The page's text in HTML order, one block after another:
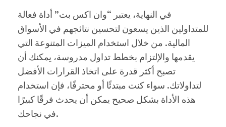
في النهاية، يعتبر “وان اكس بت” أداة فعالة
للمتداولين الذين يسعون لتحسين نتائجهم في الأسواق
المالية. من خلال استخدام الميزات المتنوعة التي
يقدمها والإلتزام بخطط تداول مدروسة، يمكنك أن
تصبح أكثر قدرة على اتخاذ القرارات الأفضل
لتداولاتك. سواء كنت مبتدئًا أو محترفًا، فإن استخدام
هذه الأداة بشكل صحيح يمكن أن يحدث فرقًا كبيرًا
في نجاحك.